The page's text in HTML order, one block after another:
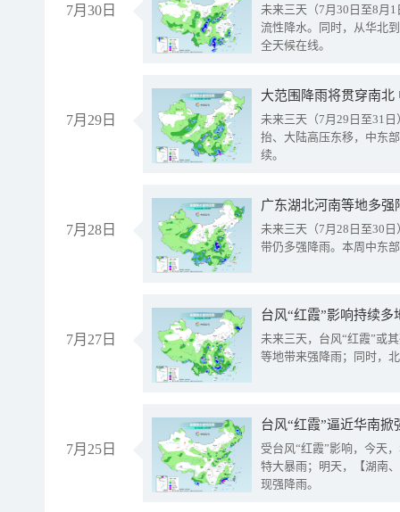
7月30日
未来三天（7月30日至8月
流性降水。同时，从华北
全天候在线。
7月29日
大范围降雨将贯穿南
未来三天（7月29日至31
抬、大陆高压东移，中东
续。
7月28日
广东湖北河南等地多
未来三天（7月28日至30
带仍多强降雨。本周中东
7月27日
台风“红霞”影响持续
未来三天，台风“红霞”或
等地带来强降雨；同时，
7月25日
台风“红霞”逼近华南
受台风“红霞”影响，今天
特大暴雨；明天，【湖南
现强降雨。